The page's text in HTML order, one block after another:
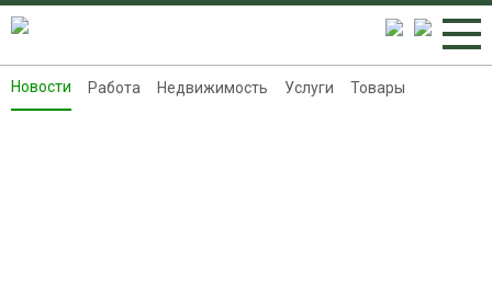
Новости
Новости Работа Недвижимость Услуги Товары